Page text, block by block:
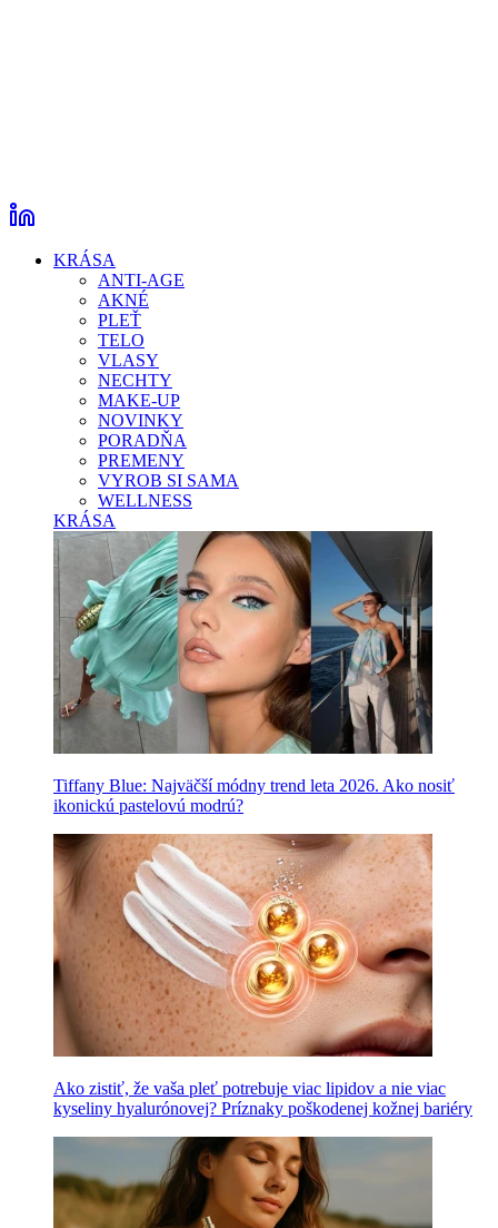
KRÁSA
ANTI-AGE
AKNÉ
PLEŤ
TELO
VLASY
NECHTY
MAKE-UP
NOVINKY
PORADŇA
PREMENY
VYROB SI SAMA
WELLNESS
KRÁSA
Tiffany Blue: Najväčší módny trend leta 2026. Ako nosiť
ikonickú pastelovú modrú?
Ako zistiť, že vaša pleť potrebuje viac lipidov a nie viac
kyseliny hyalurónovej? Príznaky poškodenej kožnej bariéry